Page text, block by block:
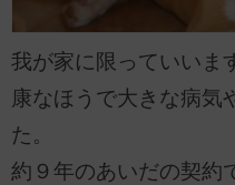
我が家に限っていいま
康なほうで大きな病気
た。
約９年のあいだの契約